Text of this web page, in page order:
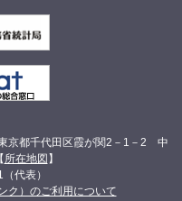
都千代田区霞が関2－1－2 中
所在地図 】
代表）
ク）のご利用について